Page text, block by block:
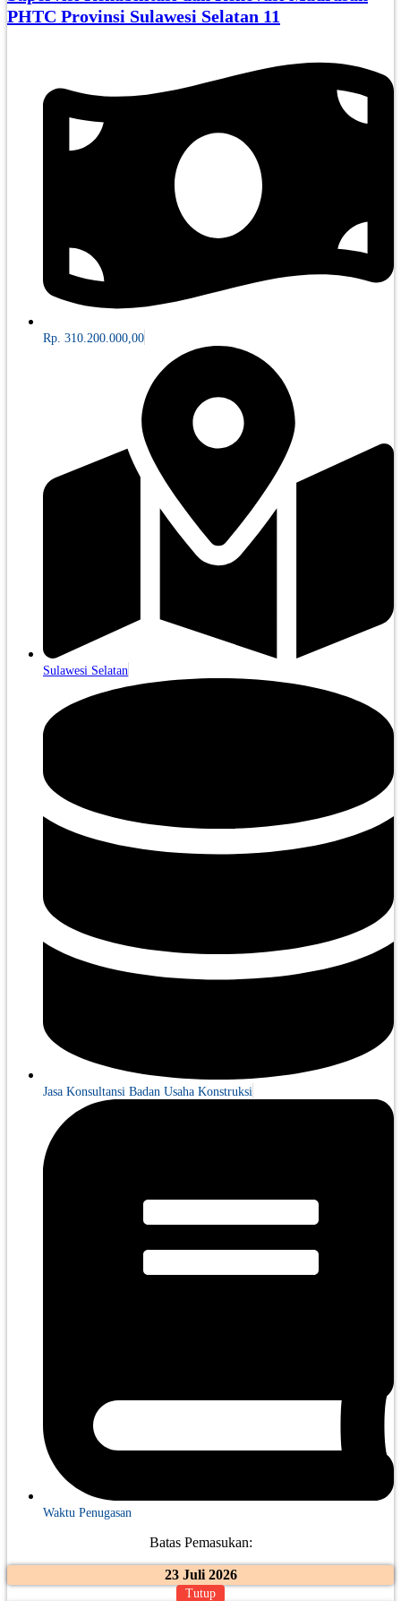
PHTC Provinsi Sulawesi Selatan 11
Rp. 310.200.000,00
Sulawesi Selatan
Jasa Konsultansi Badan Usaha Konstruksi
Waktu Penugasan
Batas Pemasukan:
23 Juli 2026
Tutup